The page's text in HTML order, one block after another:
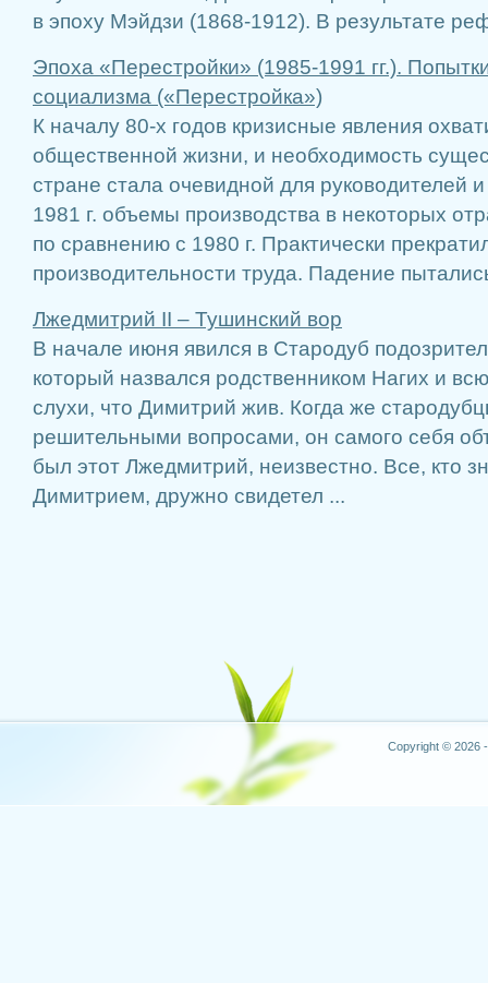
в эпоху Мэйдзи (1868-1912). В результате
Эпоха «Перестройки» (1985-1991 гг.).
социализма («Перестройка»)
К началу 80-х годов кризисные явления
общественной жизни, и необходимость
стране стала очевидной для руководителей
1981 г. объемы производства в некоторых
по сравнению с 1980 г. Практически
производительности труда. Падение
Лжедмитрий II – Тушинский вор
В начале июня явился в Стародуб
который назвался родственником Нагих и
слухи, что Димитрий жив. Когда же
решительными вопросами, он самого себя
был этот Лжедмитрий, неизвестно. Все, кто
Димитрием, дружно свидетел ...
Copyright © 2026